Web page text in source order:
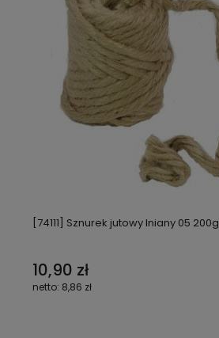
[74111] Sznurek jutowy lniany 05 200g
10,90 zł
8,86 zł